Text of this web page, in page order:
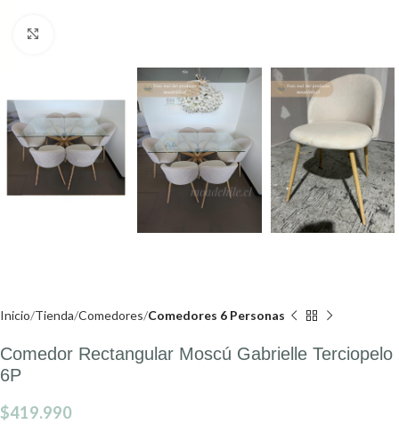
Inicio Tienda Comedores Comedores 6 Personas
Comedor Rectangular Moscú Gabrielle Terciopelo
6P
$419.990